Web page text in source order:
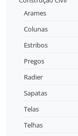
Arames
Colunas
Estribos
Pregos
Radier
Sapatas
Telas
Telhas